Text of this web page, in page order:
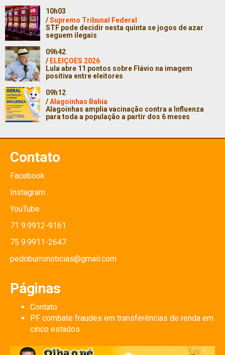
10h03
/Supremo Tribunal Federal
STF pode decidir nesta quinta se jogos de azar
seguem ilegais
09h42
/ ELEIÇOES 2026
Lula abre 11 pontos sobre Flávio na imagem
positiva entre eleitores
09h12
/Alagoinhas Bahia
Alagoinhas amplia vacinação contra a Influenza
para toda a população a partir dos 6 meses
Contato
Facebook
Instagram
YouTube
71 9.9912-9161
75 9.9911-2647
pedoburronoticias@gmail.com
Páginas
Contato
PF combate fraudes em transferências de renda em
cinco estados